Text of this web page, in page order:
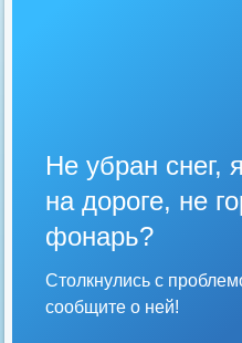
Не убран снег,
на дороге, не
фонарь?
Столкнулись с
сообщите о ней!